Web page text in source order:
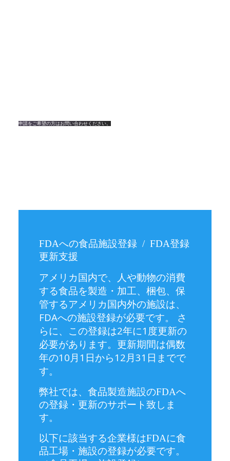
申請をご希望の方はお問い合わせください。
FDAへの食品施設登録 / FDA登録
更新支援
アメリカ国内で、人や動物の消費
する食品を製造・加工、梱包、保
管するアメリカ国内外の施設は、
FDAへの施設登録が必要です。 さ
らに、この登録は2年に1度更新の
必要があります。更新期間は偶数
年の10月1日から12月31日までで
す。
弊社では、食品製造施設のFDAへ
の登録・更新のサポート致しま
す。
以下に該当する企業様はFDAに食
品工場・施設の登録が必要です。